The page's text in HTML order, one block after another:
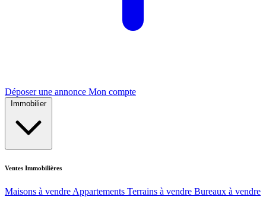
Déposer une annonce Mon compte
Immobilier
Ventes Immobilières
Maisons à vendre Appartements Terrains à vendre Bureaux à vendre